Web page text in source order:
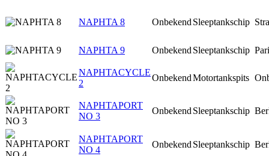
NAPHTA 8 Onbekend Sleeptankschip
NAPHTA 9 Onbekend Sleeptankschip
NAPHTACYCLE
2
OnbekendMotortankspits
NAPHTAPORT
NO 3
Onbekend Sleeptankschip
NAPHTAPORT
NO 4
Onbekend Sleeptankschip